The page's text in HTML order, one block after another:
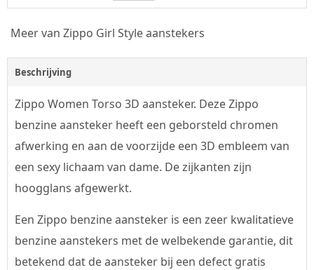
Meer van Zippo Girl Style aanstekers
Beschrijving
Zippo Women Torso 3D aansteker. Deze Zippo
benzine aansteker heeft een geborsteld chromen
afwerking en aan de voorzijde een 3D embleem van
een sexy lichaam van dame. De zijkanten zijn
hoogglans afgewerkt.
Een Zippo benzine aansteker is een zeer kwalitatieve
benzine aanstekers met de welbekende garantie, dit
betekend dat de aansteker bij een defect gratis